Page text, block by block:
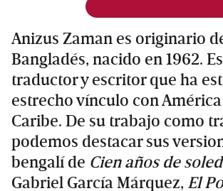
Anizus Zaman es originario
Bangladés, nacido en 1962.
traductor y escritor que ha
estrecho vínculo con
Caribe. De su trabajo como
podemos destacar sus
bengalí de Cien años de
Gabriel García Márquez, El